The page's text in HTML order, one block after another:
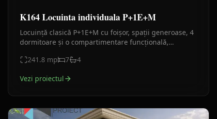
K164 Locuinta individuala P+1E+M
Locuință clasică P+1E+M cu foișor, spații generoase, 4
dormitoare și o compartimentare funcțională,
241.8 mp 7 4
Vezi proiectul